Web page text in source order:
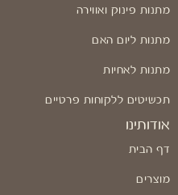
מתנות פינוק ואווירה
מתנות ליום האם
מתנות לאחיות
תכשיטים ללקוחות פרטיים
אודותינו
דף הבית
מוצרים